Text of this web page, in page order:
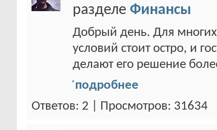
разделе Финансы
Добрый день. Для
условий стоит остро, и
делают его решение
подробнее
Ответов: 2 | Просмотров: 31634